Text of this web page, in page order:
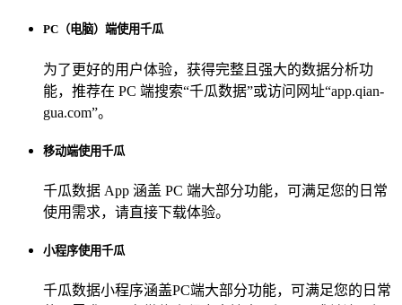
PC（电脑）端使用千瓜
为了更好的用户体验，获得完整且强大的数据分析功
能，推荐在 PC 端搜索“千瓜数据”或访问网址“app.qian-
gua.com”。
移动端使用千瓜
千瓜数据 App 涵盖 PC 端大部分功能，可满足您的日常
使用需求，请直接下载体验。
小程序使用千瓜
千瓜数据小程序涵盖PC端大部分功能，可满足您的日常